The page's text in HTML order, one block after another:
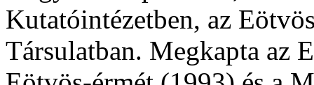
Kutatóintézetben, az
Társulatban. Megkapta az